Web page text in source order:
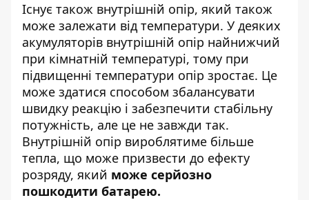
Існує також внутрішній опір, який також
може залежати від температури. У деяких
акумуляторів внутрішній опір найнижчий
при кімнатній температурі, тому при
підвищенні температури опір зростає. Це
може здатися способом збалансувати
швидку реакцію і забезпечити стабільну
потужність, але це не завжди так.
Внутрішній опір вироблятиме більше
тепла, що може призвести до ефекту
розряду, який може серйозно
пошкодити батарею.